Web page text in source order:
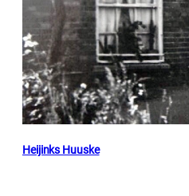
Heijinks Huuske